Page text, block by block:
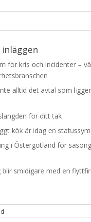
inläggen
för kris och incidenter –
alltid det avtal som
för ditt tak
kök är idag en
i Östergötland för
blir smidigare med en